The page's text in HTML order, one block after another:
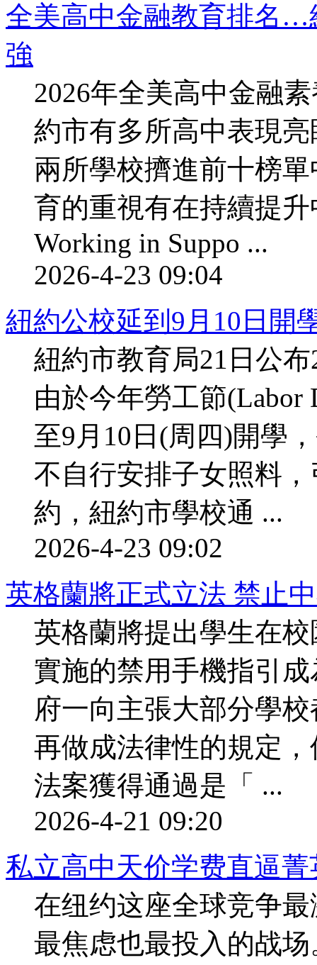
全美高中金融教育排名…
強
2026年全美高中金融
約市有多所高中表現
兩所學校擠進前十榜
育的重視有在持續提
Working in Suppo ...
2026-4-23 09:04
紐約公校延到9月10日開
紐約市教育局21日公
由於今年勞工節(Labor
至9月10日(周四)開學
不自行安排子女照料
約，紐約市學校通 ...
2026-4-23 09:02
英格蘭將正式立法 禁止
英格蘭將提出學生在
實施的禁用手機指引
府一向主張大部分學
再做成法律性的規定
法案獲得通過是「 ...
2026-4-21 09:20
私立高中天价学费直逼
在纽约这座全球竞争
最焦虑也最投入的战